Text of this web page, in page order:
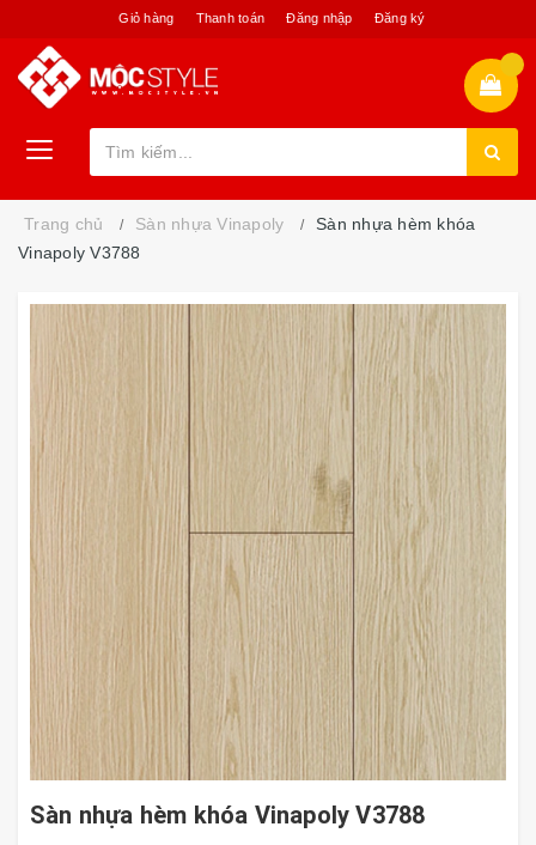
Giỏ hàng Thanh toán Đăng nhập Đăng ký
Trang chủ Sàn nhựa Vinapoly
Sàn nhựa hèm khóa
Vinapoly V3788
Sàn nhựa hèm khóa Vinapoly V3788